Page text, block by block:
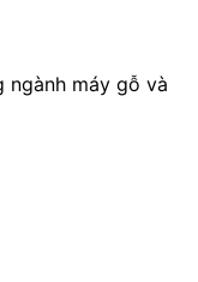
ngành máy gỗ và